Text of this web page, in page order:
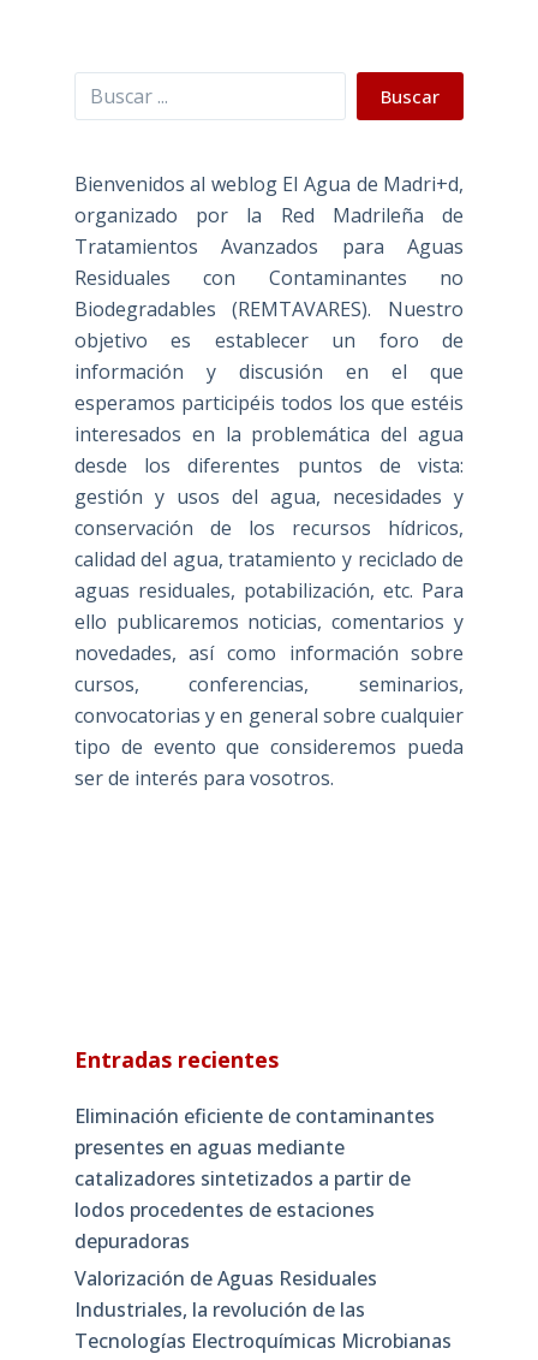
Buscar Buscar
Bienvenidos al weblog El Agua de Madri+d,
organizado por la Red Madrileña de
Tratamientos Avanzados para Aguas
Residuales con Contaminantes no
Biodegradables (REMTAVARES). Nuestro
objetivo es establecer un foro de
información y discusión en el que
esperamos participéis todos los que estéis
interesados en la problemática del agua
desde los diferentes puntos de vista:
gestión y usos del agua, necesidades y
conservación de los recursos hídricos,
calidad del agua, tratamiento y reciclado de
aguas residuales, potabilización, etc. Para
ello publicaremos noticias, comentarios y
novedades, así como información sobre
cursos, conferencias, seminarios,
convocatorias y en general sobre cualquier
tipo de evento que consideremos pueda
ser de interés para vosotros.
Entradas recientes
Eliminación eficiente de contaminantes
presentes en aguas mediante
catalizadores sintetizados a partir de
lodos procedentes de estaciones
depuradoras
Valorización de Aguas Residuales
Industriales, la revolución de las
Tecnologías Electroquímicas Microbianas